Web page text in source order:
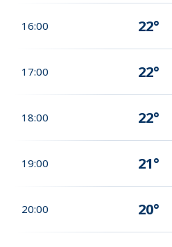
16:00 22°
17:00 22°
18:00 22°
19:00 21°
20:00 20°